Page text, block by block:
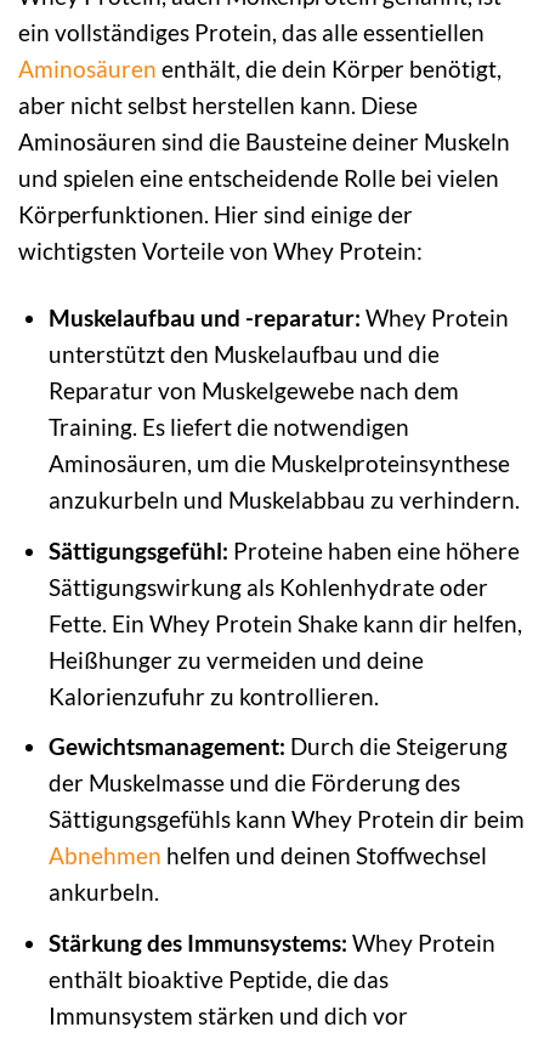
ein vollständiges Protein, das alle essentiellen
Aminosäuren enthält, die dein Körper benötigt,
aber nicht selbst herstellen kann. Diese
Aminosäuren sind die Bausteine deiner Muskeln
und spielen eine entscheidende Rolle bei vielen
Körperfunktionen. Hier sind einige der
wichtigsten Vorteile von Whey Protein:
Muskelaufbau und -reparatur: Whey Protein
unterstützt den Muskelaufbau und die
Reparatur von Muskelgewebe nach dem
Training. Es liefert die notwendigen
Aminosäuren, um die Muskelproteinsynthese
anzukurbeln und Muskelabbau zu verhindern.
Sättigungsgefühl: Proteine haben eine höhere
Sättigungswirkung als Kohlenhydrate oder
Fette. Ein Whey Protein Shake kann dir helfen,
Heißhunger zu vermeiden und deine
Kalorienzufuhr zu kontrollieren.
Gewichtsmanagement: Durch die Steigerung
der Muskelmasse und die Förderung des
Sättigungsgefühls kann Whey Protein dir beim
Abnehmen helfen und deinen Stoffwechsel
ankurbeln.
Stärkung des Immunsystems: Whey Protein
enthält bioaktive Peptide, die das
Immunsystem stärken und dich vor